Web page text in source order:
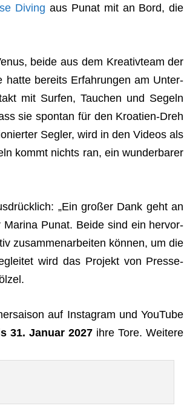
Diving aus Punat mit an Bord, die
beide aus dem Krea­tiv­team der
hatte bereits Erfah­run­gen am Unter­
mit Sur­fen, Tau­chen und Segeln
sie spon­tan für den Kroa­tien-Dreh
Seg­ler, wird in den Videos als
kommt nichts ran, ein wun­der­ba­rer
„Ein gro­ßer Dank geht an
Marina Punat. Beide sind ein her­vor­
zusam­men­ar­bei­ten kön­nen, um die
wird das Pro­jekt von Pres­se­
auf Insta­gram und You­Tube
31. Januar 2027 ihre Tore. Wei­tere